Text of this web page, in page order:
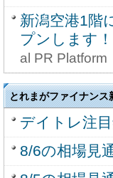
新潟空港1階
プンします
al PR Platform
とれまがファイナンス
デイトレ注
8/6の相場見